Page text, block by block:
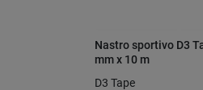
Nastro sportivo D3
mm x 10 m
D3 Tape